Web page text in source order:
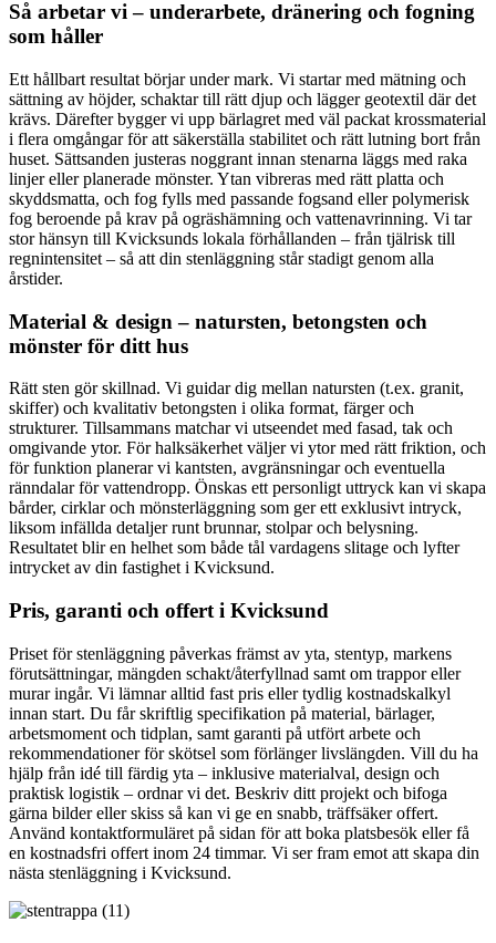
Så arbetar vi – underarbete, dränering och fogning
som håller
Ett hållbart resultat börjar under mark. Vi startar med mätning och
sättning av höjder, schaktar till rätt djup och lägger geotextil där det
krävs. Därefter bygger vi upp bärlagret med väl packat krossmaterial
i flera omgångar för att säkerställa stabilitet och rätt lutning bort från
huset. Sättsanden justeras noggrant innan stenarna läggs med raka
linjer eller planerade mönster. Ytan vibreras med rätt platta och
skyddsmatta, och fog fylls med passande fogsand eller polymerisk
fog beroende på krav på ogräshämning och vattenavrinning. Vi tar
stor hänsyn till Kvicksunds lokala förhållanden – från tjälrisk till
regnintensitet – så att din stenläggning står stadigt genom alla
årstider.
Material & design – natursten, betongsten och
mönster för ditt hus
Rätt sten gör skillnad. Vi guidar dig mellan natursten (t.ex. granit,
skiffer) och kvalitativ betongsten i olika format, färger och
strukturer. Tillsammans matchar vi utseendet med fasad, tak och
omgivande ytor. För halksäkerhet väljer vi ytor med rätt friktion, och
för funktion planerar vi kantsten, avgränsningar och eventuella
ränndalar för vattendropp. Önskas ett personligt uttryck kan vi skapa
bårder, cirklar och mönsterläggning som ger ett exklusivt intryck,
liksom infällda detaljer runt brunnar, stolpar och belysning.
Resultatet blir en helhet som både tål vardagens slitage och lyfter
intrycket av din fastighet i Kvicksund.
Pris, garanti och offert i Kvicksund
Priset för stenläggning påverkas främst av yta, stentyp, markens
förutsättningar, mängden schakt/återfyllnad samt om trappor eller
murar ingår. Vi lämnar alltid fast pris eller tydlig kostnadskalkyl
innan start. Du får skriftlig specifikation på material, bärlager,
arbetsmoment och tidplan, samt garanti på utfört arbete och
rekommendationer för skötsel som förlänger livslängden. Vill du ha
hjälp från idé till färdig yta – inklusive materialval, design och
praktisk logistik – ordnar vi det. Beskriv ditt projekt och bifoga
gärna bilder eller skiss så kan vi ge en snabb, träffsäker offert.
Använd kontaktformuläret på sidan för att boka platsbesök eller få
en kostnadsfri offert inom 24 timmar. Vi ser fram emot att skapa din
nästa stenläggning i Kvicksund.